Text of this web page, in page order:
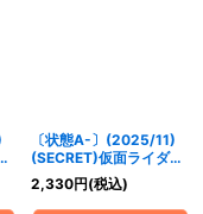
〔状態A-〕(2025/11)
(SECRET)仮面ライダー
ファイズアクセルフォー
ム[5]【R-SEC】
2,330円(税込)